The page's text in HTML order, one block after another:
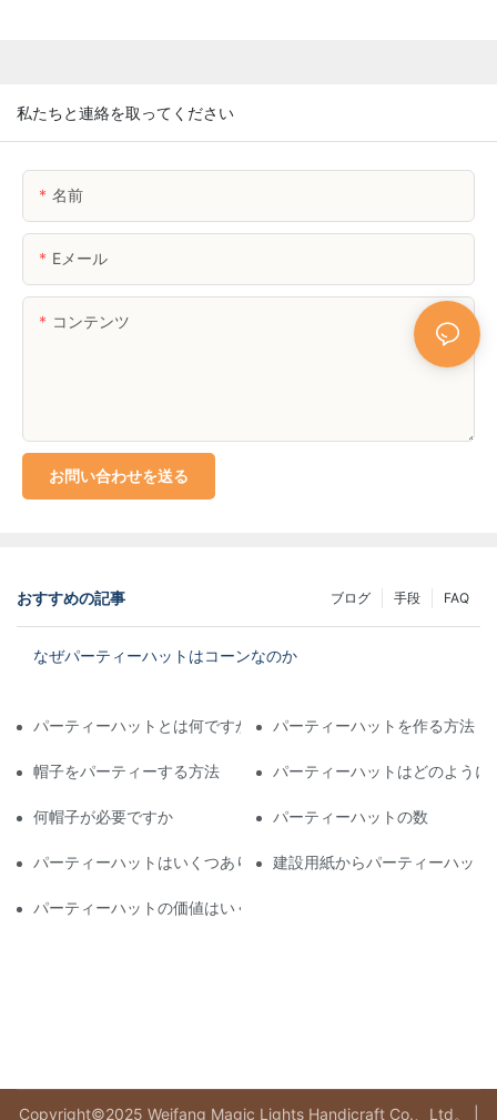
私たちと連絡を取ってください
名前
Eメール
コンテンツ
お問い合わせを送る
おすすめの記事 FAQ
手段
ブログ
なぜパーティーハットはコーンなのか
パーティーハットとは何ですか パーティーハットを作る方法
帽子をパーティーする方法 パーティーハットはどのように
何帽子が必要ですか パーティーハットの数
パーティーハットはいくつありますか建設用紙からパーティーハット
パーティーハットの価値はいくらですか
Copyright©2025 Weifang Magic Lights Handicraft Co.、Ltd。 |